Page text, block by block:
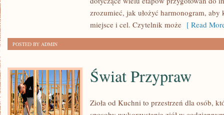
zrozumieć, jak ułożyć harmonogram, aby
miejsce i cel. Czytelnik może [ Read
POSTED BY ADMIN
Świat Przypraw
Zioła od Kuchni to przestrzeń dla osób,